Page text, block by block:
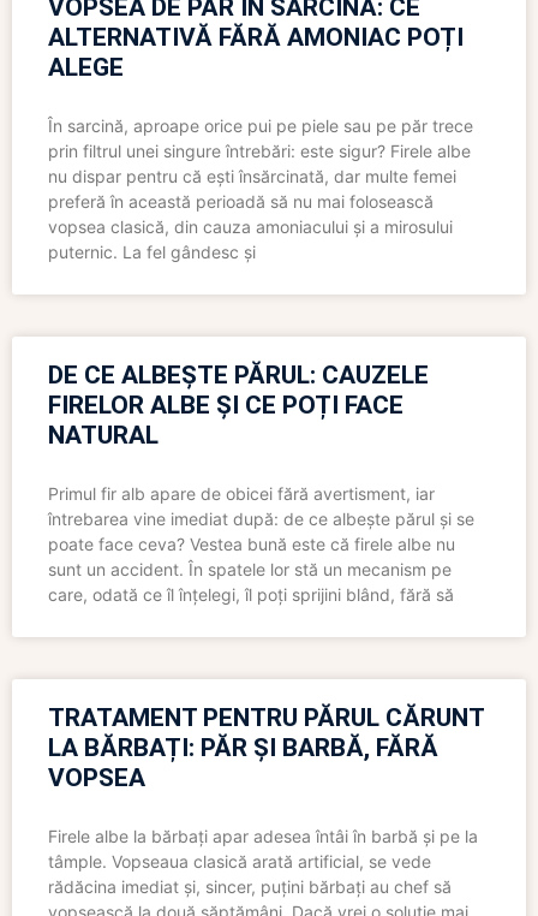
VOPSEA DE PĂR ÎN SARCINĂ: CE
ALTERNATIVĂ FĂRĂ AMONIAC POȚI
ALEGE
În sarcină, aproape orice pui pe piele sau pe păr trece
prin filtrul unei singure întrebări: este sigur? Firele albe
nu dispar pentru că ești însărcinată, dar multe femei
preferă în această perioadă să nu mai folosească
vopsea clasică, din cauza amoniacului și a mirosului
puternic. La fel gândesc și
DE CE ALBEȘTE PĂRUL: CAUZELE
FIRELOR ALBE ȘI CE POȚI FACE
NATURAL
Primul fir alb apare de obicei fără avertisment, iar
întrebarea vine imediat după: de ce albește părul și se
poate face ceva? Vestea bună este că firele albe nu
sunt un accident. În spatele lor stă un mecanism pe
care, odată ce îl înțelegi, îl poți sprijini blând, fără să
TRATAMENT PENTRU PĂRUL CĂRUNT
LA BĂRBAȚI: PĂR ȘI BARBĂ, FĂRĂ
VOPSEA
Firele albe la bărbați apar adesea întâi în barbă și pe la
tâmple. Vopseaua clasică arată artificial, se vede
rădăcina imediat și, sincer, puțini bărbați au chef să